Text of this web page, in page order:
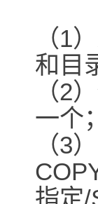
（1
和目
（2
一个；
（3
指定/